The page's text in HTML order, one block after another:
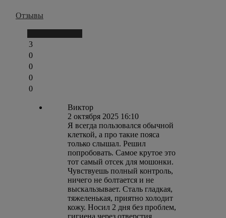
Отзывы
3
0
0
0
0
Виктор
2 октября 2025 16:10
Я всегда пользовался обычной
клеткой, а про такие пояса
только слышал. Решил
попробовать. Самое крутое это
тот самый отсек для мошонки.
Чувствуешь полный контроль,
ничего не болтается и не
выскальзывает. Сталь гладкая,
тяжеленькая, приятно холодит
кожу. Носил 2 дня без проблем,
гигиена через отверстия